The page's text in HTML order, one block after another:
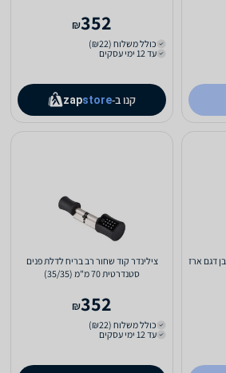
352
₪
כולל משלוח (₪22)
עד 12 ימי עסקים
קנו ב- zapstore
צילינדר קוד שחור רב בריח לדלת פנים
סטנדרטית 70 מ"מ (35/35)
352
₪
כולל משלוח (₪22)
עד 12 ימי עסקים